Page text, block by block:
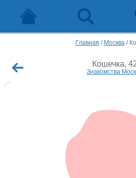
Главная / Москва/
Кошечка,
Знакомства